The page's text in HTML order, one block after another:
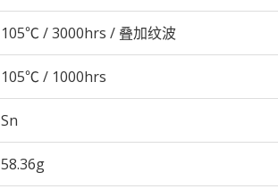
105℃ / 3000hrs / 叠加纹波
105℃ / 1000hrs
Sn
58.36g